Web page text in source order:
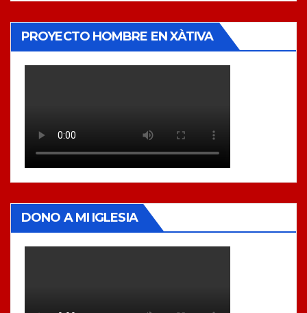
PROYECTO HOMBRE EN XÀTIVA
DONO A MI IGLESIA